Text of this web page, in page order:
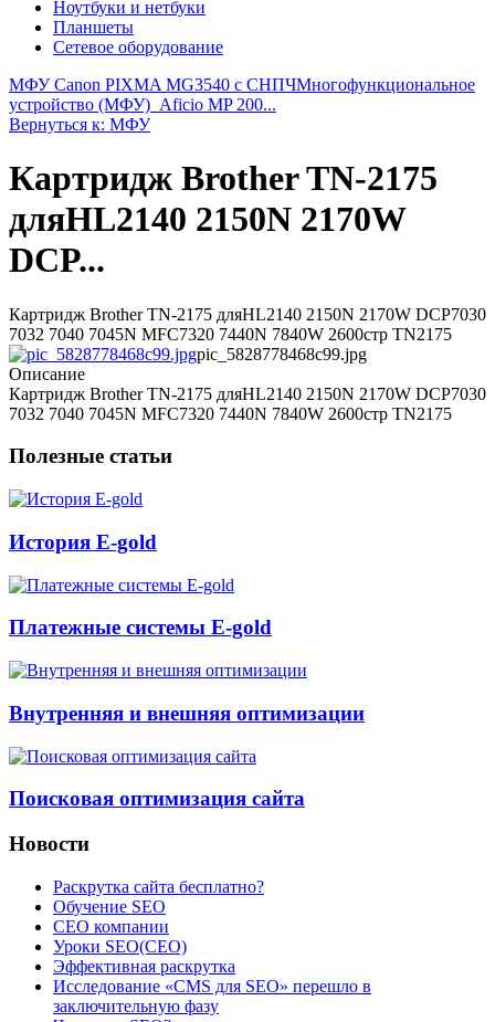
Ноутбуки и нетбуки
Планшеты
Сетевое оборудование
МФУ Canon PIXMA MG3540 с СНПЧМногофункциональное
устройство (МФУ)_Aficio MP 200...
Вернуться к: МФУ
Картридж Brother TN-2175
дляHL2140 2150N 2170W
DCP...
Картридж Brother TN-2175 дляHL2140 2150N 2170W DCP7030
7032 7040 7045N MFC7320 7440N 7840W 2600стр TN2175
pic_5828778468c99.jpg
Описание
Картридж Brother TN-2175 дляHL2140 2150N 2170W DCP7030
7032 7040 7045N MFC7320 7440N 7840W 2600стр TN2175
Полезные статьи
История E-gold
Платежные системы E-gold
Внутренняя и внешняя оптимизации
Поисковая оптимизация сайта
Новости
Раскрутка сайта бесплатно?
Обучение SEO
CEO компании
Уроки SEO(СЕО)
Эффективная раскрутка
Исследование «CMS для SEO» перешло в
заключительную фазу